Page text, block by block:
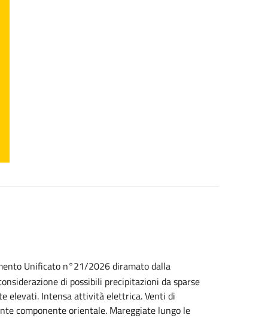
Unificato n°21/2026 diramato dalla
di possibili precipitazioni da sparse
elevati. Intensa attività elettrica. Venti di
componente orientale. Mareggiate lungo le